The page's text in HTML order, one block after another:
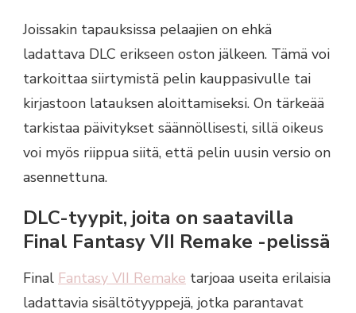
Joissakin tapauksissa pelaajien on ehkä
ladattava DLC erikseen oston jälkeen. Tämä voi
tarkoittaa siirtymistä pelin kauppasivulle tai
kirjastoon latauksen aloittamiseksi. On tärkeää
tarkistaa päivitykset säännöllisesti, sillä oikeus
voi myös riippua siitä, että pelin uusin versio on
asennettuna.
DLC-tyypit, joita on saatavilla
Final Fantasy VII Remake -pelissä
Final Fantasy VII Remake tarjoaa useita erilaisia
ladattavia sisältötyyppejä, jotka parantavat